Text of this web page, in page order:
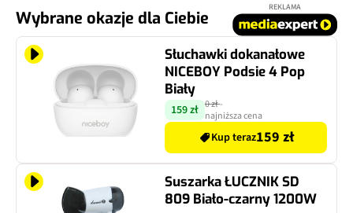
Wybrane okazje dla Ciebie
REKLAMA
Słuchawki dokanałowe
NICEBOY Podsie 4 Pop
Biały
159 zł 0 zł-
najniższa cena
Kup teraz159 zł
Suszarka ŁUCZNIK SD
809 Biało-czarny 1200W